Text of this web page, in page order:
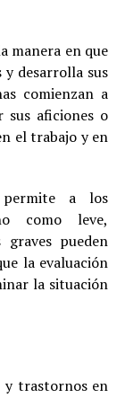
manera en que
y desarrolla sus
comienzan a
sus aficiones o
el trabajo y en
a los
como leve,
pueden
la evaluación
la situación
y trastornos en